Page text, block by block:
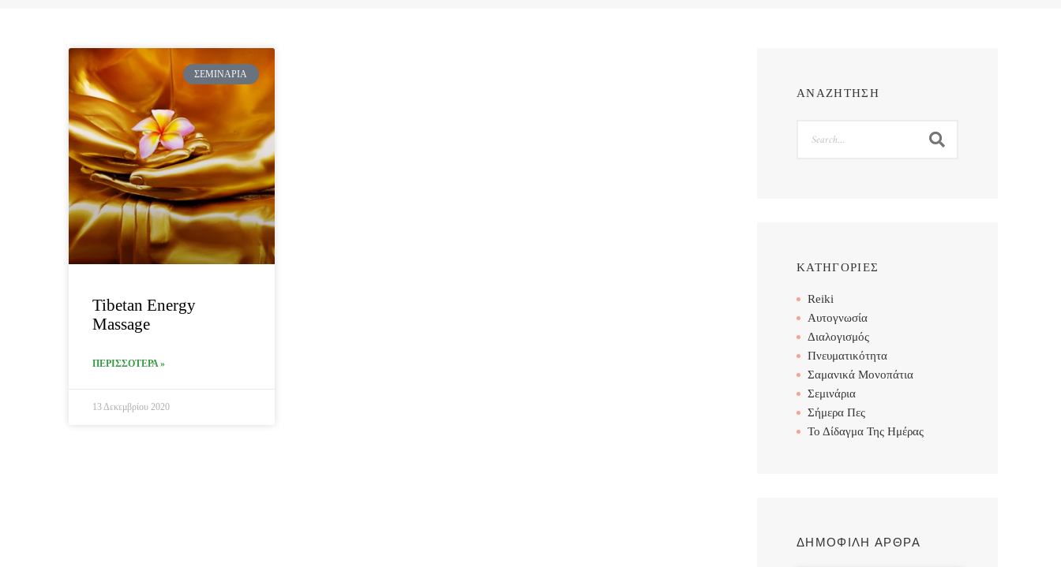
ΣΕΜΙΝΆΡΙΑ
Tibetan Energy
Massage
ΠΕΡΙΣΣΟΤΕΡΑ »
13 Δεκεμβρίου 2020
ΑΝΑΖΗΤΗΣΗ
ΚΑΤΗΓΟΡΙΕΣ
Reiki
Αυτογνωσία
Διαλογισμός
Πνευματικότητα
Σαμανικά Μονοπάτια
Σεμινάρια
Σήμερα Πες
Το Δίδαγμα Της Ημέρας
ΔΗΜΟΦΙΛΗ ΑΡΘΡΑ